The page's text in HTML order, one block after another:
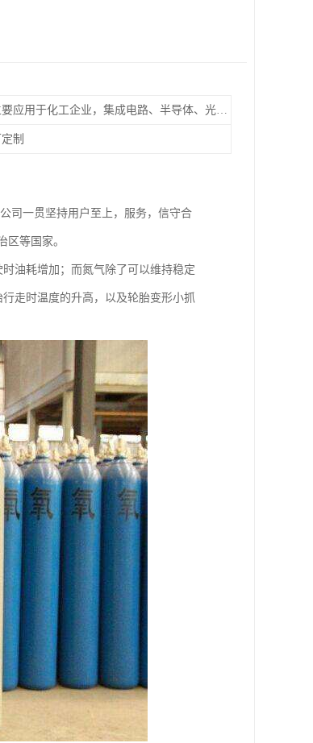
主要应用于化工企业，集成电路、半导体、光伏电池
定制
司一贯坚持用户至上，服务，信守合
区等国家。
油耗增加；而氮气除了可以维持稳定
走时温度的升高，以及轮胎变形小抓